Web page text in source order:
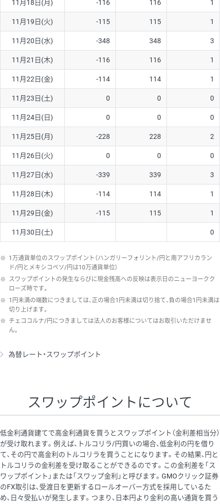
11月18日(月) -116 116 1
11月19日(火) -115 115 1
11月20日(水) -348 348 3
11月21日(木) -116 116 1
11月22日(金) -114 114 1
11月23日(土) 0 0 0
11月24日(日) 0 0 0
11月25日(月) -228 228 2
11月26日(火) 0 0 0
11月27日(水) -339 339 3
11月28日(木) -114 114 1
11月29日(金) -115 115 1
11月30日(土) 0
※ 1万通貨単位のスワップポイント（ハンガリーフォリント/円と南アフリカラン
ド/円とメキシコペソ/円は10万通貨単位）
※ スワップポイントの発生ならびに現金残高への反映は表示日のニューヨークク
ローズ時です。
※ 1円未満の端数につきましては、正の場合1円未満は切り捨て、負の場合1円未満は
切り上げます。
※ チェココルナ/円につきましては法人のお客様についてはお取引いただけませ
ん。
為替レート・スワップポイント
スワップポイントについて
低金利通貨建てで高金利通貨を買うとスワップポイント（金利差相当分）
が受け取れます。例えば、トルコリラ/円買いの場合、低金利の円を借り
て、その円で高金利のトルコリラを買うことになります。その結果、円と
トルコリラの金利差を受け取ることができるのです。この金利差を「ス
ワップポイント」または「スワップ金利」と呼びます。GMOクリック証券
のFX取引は、受渡日を更新するロールオーバー方式を採用しているた
め、日々受払いが発生します。つまり、日本円より金利の高い通貨を買う